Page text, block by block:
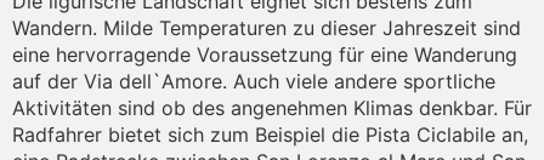
Wandern. Milde Temperaturen zu dieser Jahreszeit sind
eine hervorragende Voraussetzung für eine Wanderung
auf der Via dell`Amore. Auch viele andere sportliche
Aktivitäten sind ob des angenehmen Klimas denkbar. Für
Radfahrer bietet sich zum Beispiel die Pista Ciclabile an,